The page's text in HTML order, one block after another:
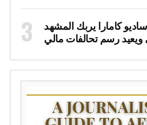
كامارا يربك المشهد
رسم تحالفات مالي